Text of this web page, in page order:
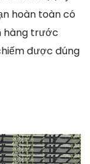
hoàn toàn có
hàng trước
được đúng